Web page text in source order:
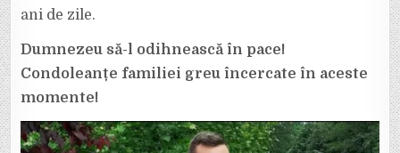
ani de zile.
Dumnezeu să-l odihnească în pace!
Condoleanțe familiei greu încercate în aceste
momente!